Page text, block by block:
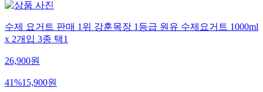
수제 요거트 판매 1위 강훈목장 1등급 원유 수제요거트 1000ml
x 2개입 3종 택1
26,900원
41%15,900원